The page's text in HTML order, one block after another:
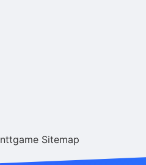
nttgame Sitemap